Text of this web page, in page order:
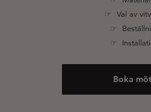
☞ Val av
☞
☞
Boka